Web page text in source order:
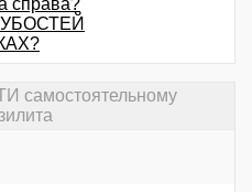
справа?
самостоятельному